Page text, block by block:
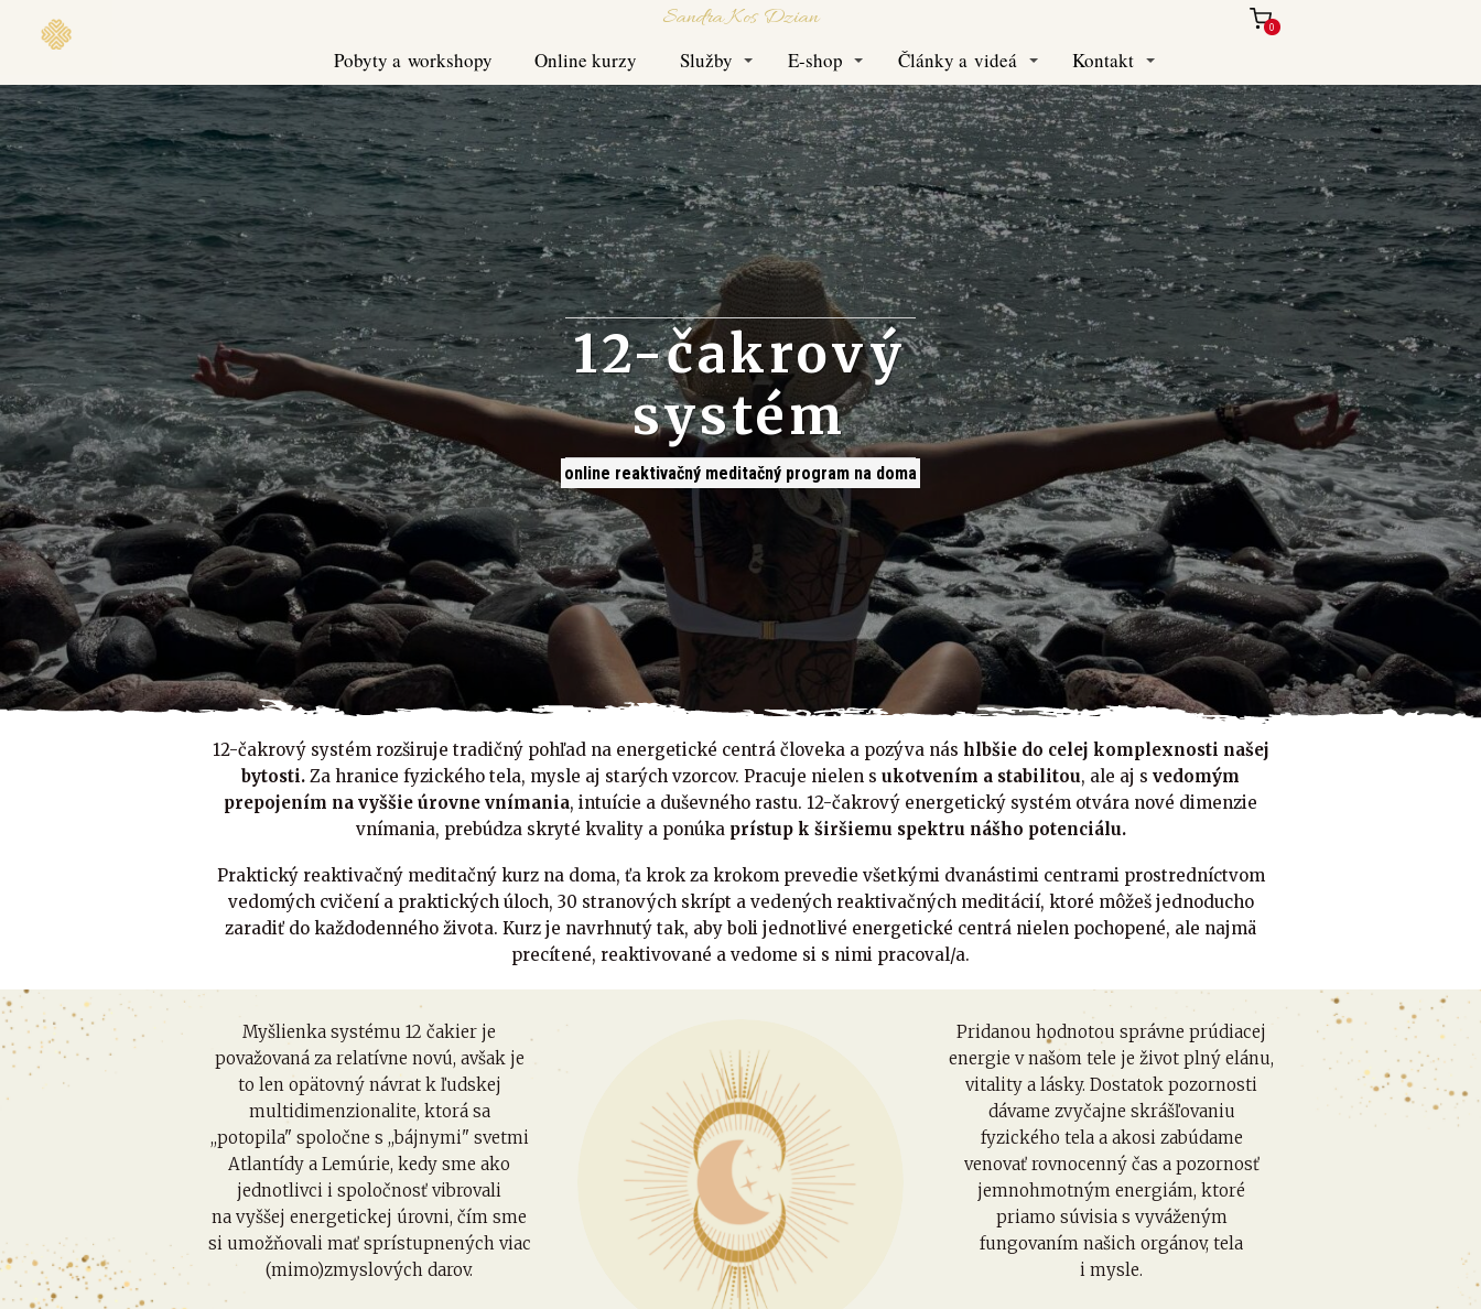
Sandra Kos Dzian 0
Pobyty a workshopy Online kurzy Služby E-shop Články a videá Kontakt
12-čakrový
systém
online reaktivačný meditačný program na doma
12-čakrový systém rozširuje tradičný pohľad na energetické centrá človeka a pozýva nás hlbšie do celej komplexnosti našej
bytosti. Za hranice fyzického tela, mysle aj starých vzorcov. Pracuje nielen s ukotvením a stabilitou, ale aj s vedomým
prepojením na vyššie úrovne vnímania, intuície a duševného rastu. 12-čakrový energetický systém otvára nové dimenzie
vnímania, prebúdza skryté kvality a ponúka prístup k širšiemu spektru nášho potenciálu.
Praktický reaktivačný meditačný kurz na doma, ťa krok za krokom prevedie všetkými dvanástimi centrami prostredníctvom
vedomých cvičení a praktických úloch, 30 stranových skrípt a vedených reaktivačných meditácií, ktoré môžeš jednoducho
zaradiť do každodenného života. Kurz je navrhnutý tak, aby boli jednotlivé energetické centrá nielen pochopené, ale najmä
precítené, reaktivované a vedome si s nimi pracoval/a.
Myšlienka systému 12 čakier je
považovaná za relatívne novú, avšak je
to len opätovný návrat k ľudskej
multidimenzionalite, ktorá sa
,,potopila" spoločne s ,,bájnymi" svetmi
Atlantídy a Lemúrie, kedy sme ako
jednotlivci i spoločnosť vibrovali
na vyššej energetickej úrovni, čím sme
si umožňovali mať sprístupnených viac
(mimo)zmyslových darov.
Pridanou hodnotou správne prúdiacej
energie v našom tele je život plný elánu,
vitality a lásky. Dostatok pozornosti
dávame zvyčajne skrášľovaniu
fyzického tela a akosi zabúdame
venovať rovnocenný čas a pozornosť
jemnohmotným energiám, ktoré
priamo súvisia s vyváženým
fungovaním našich orgánov, tela
i mysle.